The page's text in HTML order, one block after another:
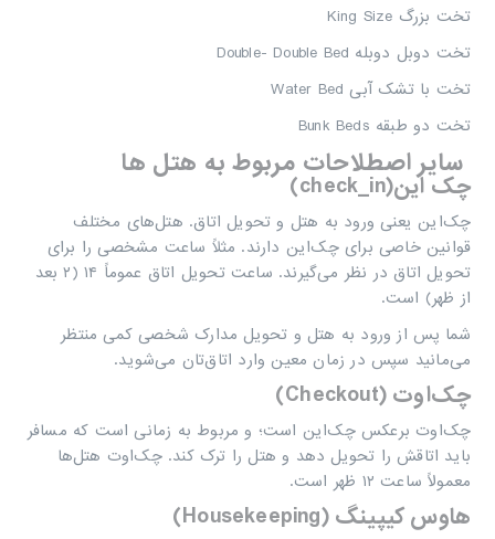
تخت بزرگ King Size
تخت دوبل دوبله Double- Double Bed
تخت با تشک آبى Water Bed
تخت دو طبقه ‏ Bunk Beds
سایر اصطلاحات مربوط به هتل ها
چک این(check_in
)
چک‌این یعنی ورود به هتل و تحویل اتاق. هتل‌های مختلف
قوانین خاصی برای چک‌این دارند. مثلاً ساعت مشخصی را برای
تحویل اتاق در نظر می‌گیرند. ساعت تحویل اتاق عموماً ۱۴ (۲ بعد
از ظهر) است.
شما پس از ورود به هتل و تحویل مدارک شخصی کمی منتظر
می‌مانید سپس در زمان معین وارد اتاق‌تان می‌شوید.
چک‌اوت (Checkout
)
چک‌اوت برعکس چک‌این است؛ و مربوط به زمانی است که مسافر
باید اتاقش را تحویل دهد و هتل را ترک کند. چک‌اوت هتل‌ها
معمولاً ساعت ۱۲ ظهر است.
هاوس کیپینگ (Housekeeping
)